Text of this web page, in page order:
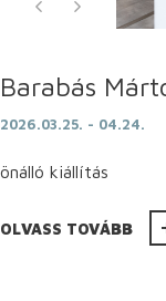
Barabás
2026.03.25. - 04.24.
önálló kiállítás
OLVASS TOVÁBB